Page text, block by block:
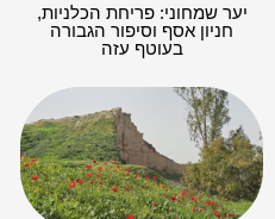
יער שמחוני: פריחת הכלניות,
חניון אסף וסיפור הגבורה
בעוטף עזה